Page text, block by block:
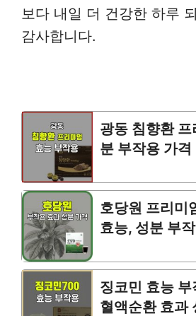
보다 내일 더 건강한 하루
감사합니다.
광동 침향환
분 부작용 가
호당원 프리미
효능, 성분 부
징코민 효능
혈액순환 효과